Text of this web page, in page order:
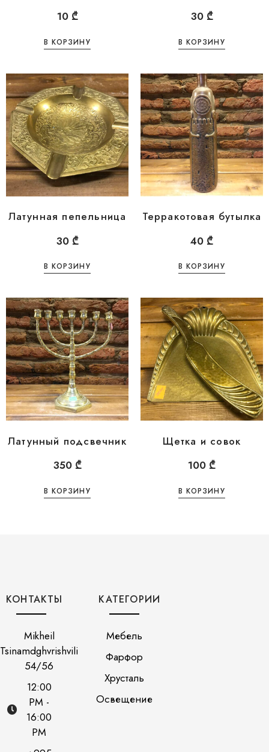
10 ₾
В КОРЗИНУ
30 ₾
В КОРЗИНУ
Латунная пепельница
30 ₾
В КОРЗИНУ
Терракотовая бутылка
40 ₾
В КОРЗИНУ
Латунный подсвечник
350 ₾
В КОРЗИНУ
Щетка и совок
100 ₾
В КОРЗИНУ
КОНТАКТЫ
Mikheil
Tsinamdghvrishvili
54/56
12:00
PM -
16:00
PM
КАТЕГОРИИ
Мебель
Фарфор
Хрусталь
Освещение